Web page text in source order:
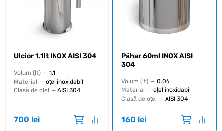
Ulcior 1.1lt INOX AISI 304
Volum (lt) — 1.1
Material — oțel inoxidabil
Clasă de oțel — AISI 304
700 lei
Păhar 60ml INOX AISI
304
Volum (lt) — 0.06
Material — oțel inoxidabil
Clasă de oțel — AISI 304
160 lei